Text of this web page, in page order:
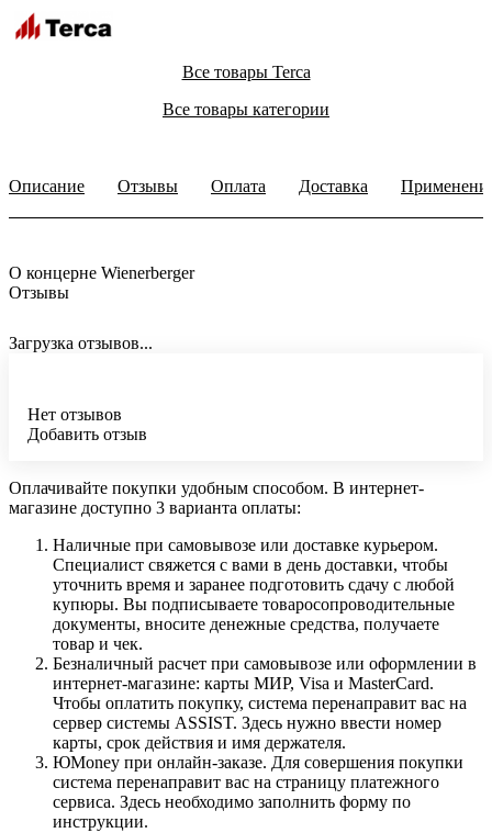
Все товары Terca
Все товары категории
Описание Отзывы Оплата Доставка
О концерне Wienerberger
Отзывы
Загрузка отзывов...
Нет отзывов
Добавить отзыв
Оплачивайте покупки удобным способом. В интернет-
магазине доступно 3 варианта оплаты:
Наличные при самовывозе или доставке курьером.
Специалист свяжется с вами в день доставки, чтобы
уточнить время и заранее подготовить сдачу с любой
купюры. Вы подписываете товаросопроводительные
документы, вносите денежные средства, получаете
товар и чек.
Безналичный расчет при самовывозе или оформлении в
интернет-магазине: карты МИР, Visa и MasterCard.
Чтобы оплатить покупку, система перенаправит вас на
сервер системы ASSIST. Здесь нужно ввести номер
карты, срок действия и имя держателя.
ЮMoney при онлайн-заказе. Для совершения покупки
система перенаправит вас на страницу платежного
сервиса. Здесь необходимо заполнить форму по
инструкции.